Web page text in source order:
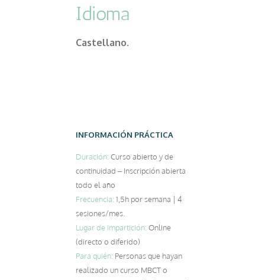
Idioma
Castellano.
INFORMACIÓN PRÁCTICA
Duración: Curso abierto y de
continuidad – Inscripción abierta
todo el año
Frecuencia: 1,5h por semana | 4
sesiones/mes.
Lugar de impartición: Online
(directo o diferido)
Para quién: Personas que hayan
realizado un curso MBCT o